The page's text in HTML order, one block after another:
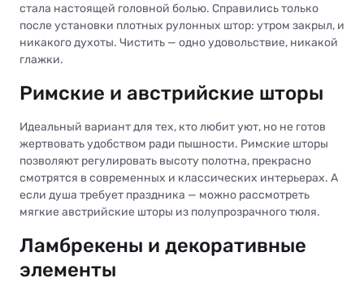
стала настоящей головной болью. Справились только
после установки плотных рулонных штор: утром закрыл, и
никакого духоты. Чистить — одно удовольствие, никакой
глажки.
Римские и австрийские шторы
Идеальный вариант для тех, кто любит уют, но не готов
жертвовать удобством ради пышности. Римские шторы
позволяют регулировать высоту полотна, прекрасно
смотрятся в современных и классических интерьерах. А
если душа требует праздника — можно рассмотреть
мягкие австрийские шторы из полупрозрачного тюля.
Ламбрекены и декоративные
элементы